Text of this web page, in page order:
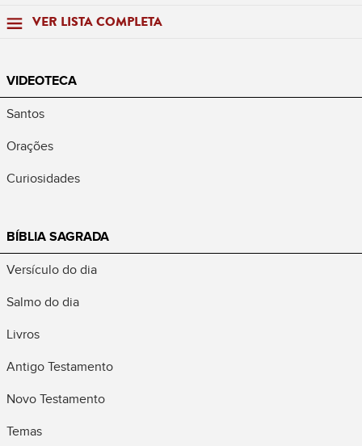
VER LISTA COMPLETA
VIDEOTECA
Santos
Orações
Curiosidades
BÍBLIA SAGRADA
Versículo do dia
Salmo do dia
Livros
Antigo Testamento
Novo Testamento
Temas